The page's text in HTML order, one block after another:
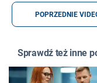
POPRZEDNIE
Sprawdź też inne